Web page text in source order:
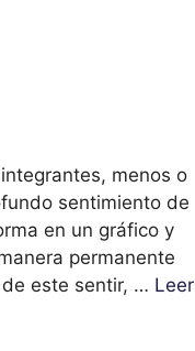
menos o
sentimiento de
en un gráfico y
permanente
este sentir, … Leer